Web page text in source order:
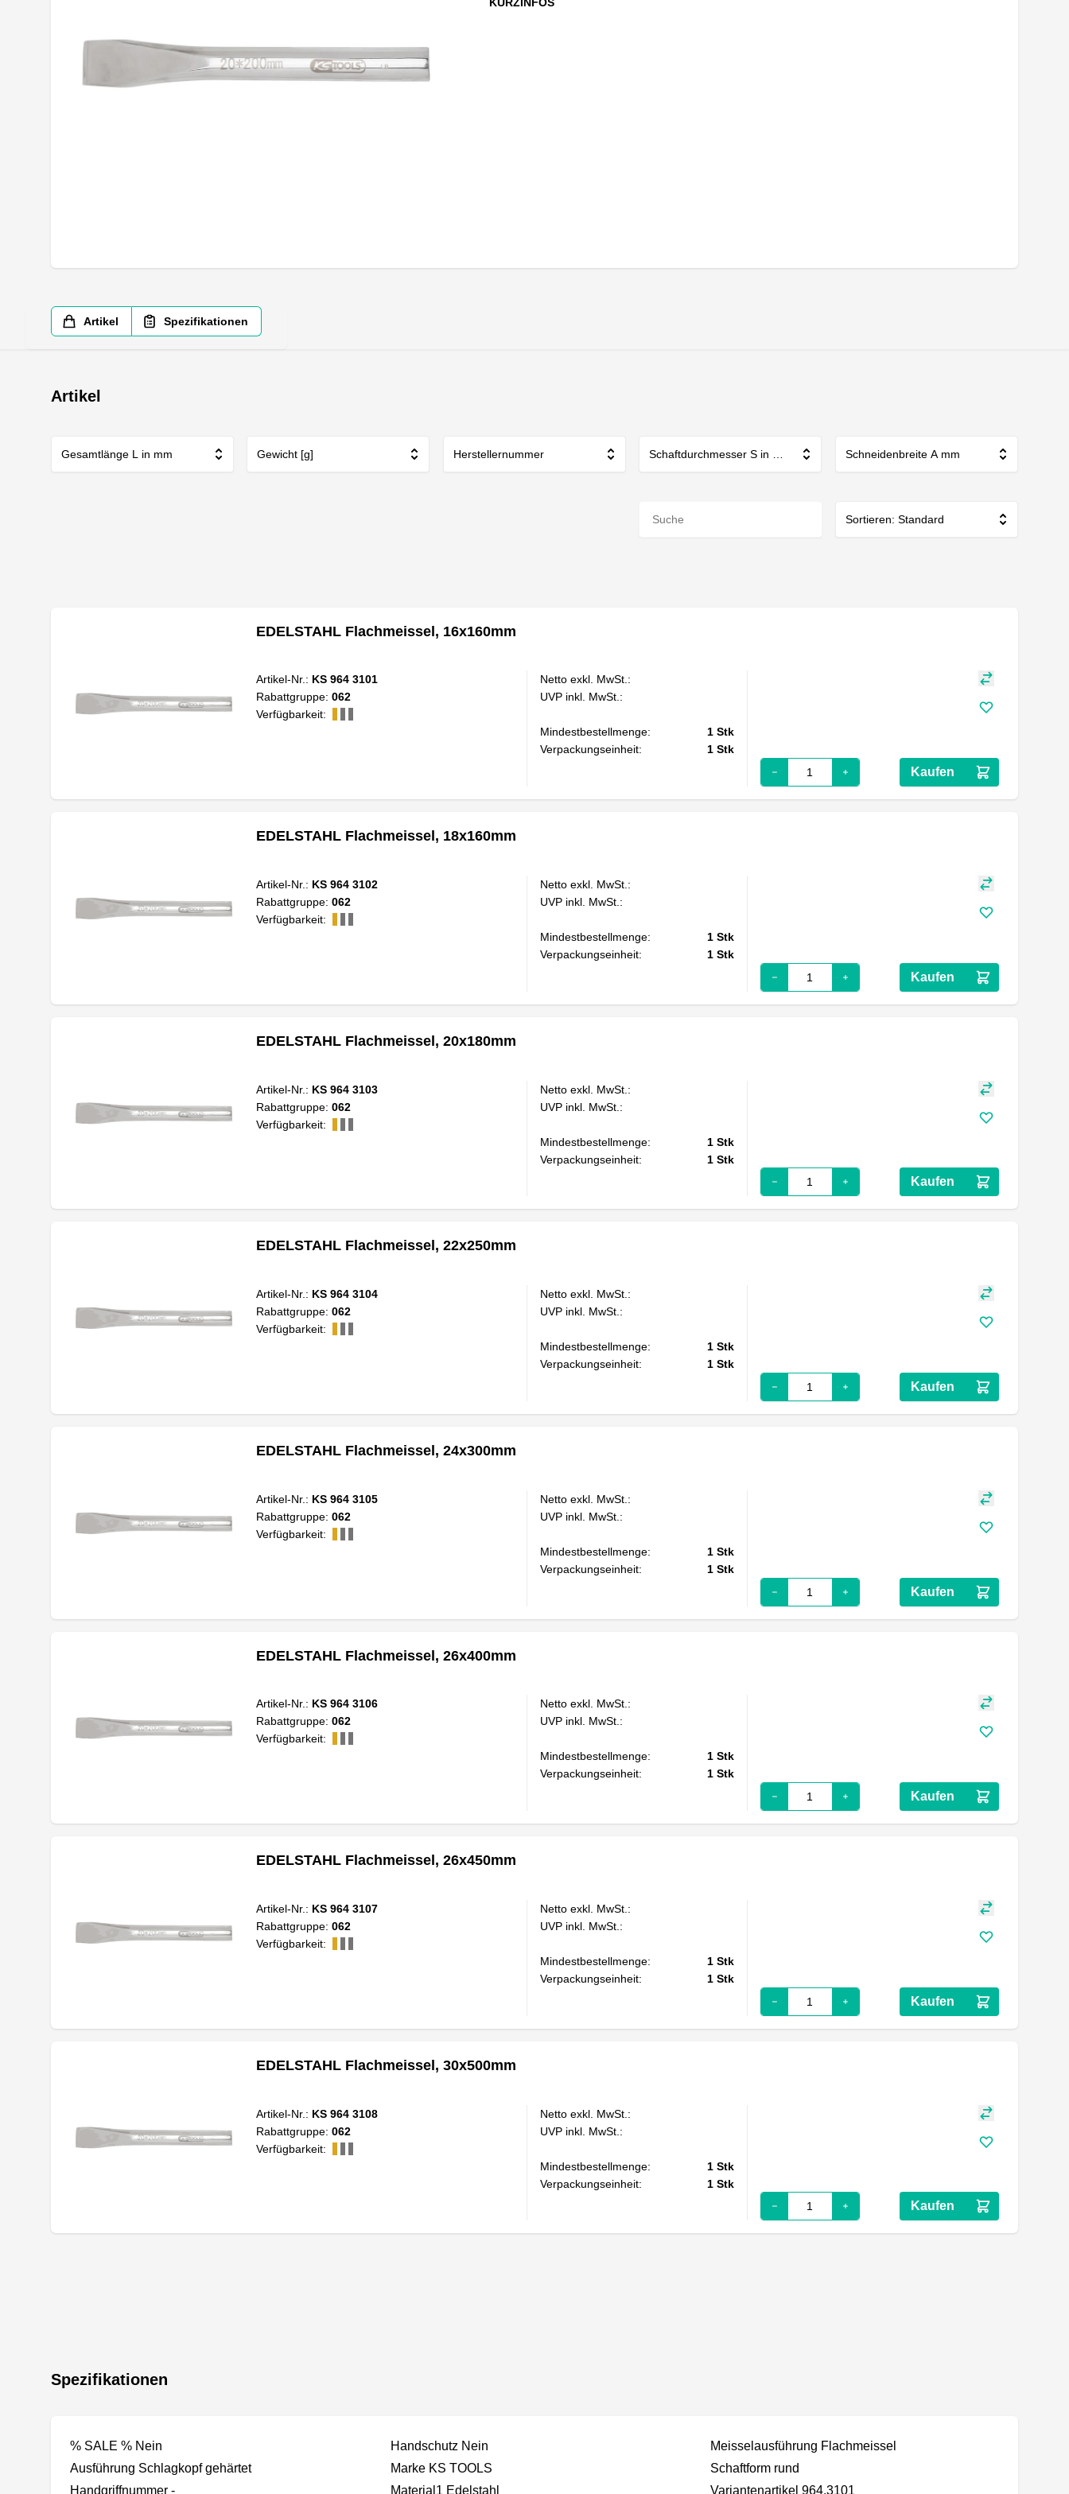
Artikel Spezifikationen
Artikel
Gesamtlänge L in mm Gewicht [g] Herstellernummer Schaftdurchmesser S in mm Schneidenbreite A mm
Sortieren: Standard
EDELSTAHL Flachmeissel, 16x160mm
Artikel-Nr.: KS 964 3101
Rabattgruppe: 062
Verfügbarkeit:
Netto exkl. MwSt.:
UVP inkl. MwSt.:
Mindestbestellmenge: 1 Stk
Verpackungseinheit:
1 Stk
Kaufen
EDELSTAHL Flachmeissel, 18x160mm
Artikel-Nr.: KS 964 3102
Rabattgruppe: 062
Verfügbarkeit:
Netto exkl. MwSt.:
UVP inkl. MwSt.:
Mindestbestellmenge: 1 Stk
Verpackungseinheit:
1 Stk
Kaufen
EDELSTAHL Flachmeissel, 20x180mm
Artikel-Nr.: KS 964 3103
Rabattgruppe: 062
Verfügbarkeit:
Netto exkl. MwSt.:
UVP inkl. MwSt.:
Mindestbestellmenge: 1 Stk
Verpackungseinheit:
1 Stk
Kaufen
EDELSTAHL Flachmeissel, 22x250mm
Artikel-Nr.: KS 964 3104
Rabattgruppe: 062
Verfügbarkeit:
Netto exkl. MwSt.:
UVP inkl. MwSt.:
Mindestbestellmenge: 1 Stk
Verpackungseinheit:
1 Stk
Kaufen
EDELSTAHL Flachmeissel, 24x300mm
Artikel-Nr.: KS 964 3105
Rabattgruppe: 062
Verfügbarkeit:
Netto exkl. MwSt.:
UVP inkl. MwSt.:
Mindestbestellmenge: 1 Stk
Verpackungseinheit:
1 Stk
Kaufen
EDELSTAHL Flachmeissel, 26x400mm
Artikel-Nr.: KS 964 3106
Rabattgruppe: 062
Verfügbarkeit:
Netto exkl. MwSt.:
UVP inkl. MwSt.:
Mindestbestellmenge: 1 Stk
Verpackungseinheit:
1 Stk
Kaufen
EDELSTAHL Flachmeissel, 26x450mm
Artikel-Nr.: KS 964 3107
Rabattgruppe: 062
Verfügbarkeit:
Netto exkl. MwSt.:
UVP inkl. MwSt.:
Mindestbestellmenge: 1 Stk
Verpackungseinheit:
1 Stk
Kaufen
EDELSTAHL Flachmeissel, 30x500mm
Artikel-Nr.: KS 964 3108
Rabattgruppe: 062
Verfügbarkeit:
Netto exkl. MwSt.:
UVP inkl. MwSt.:
Mindestbestellmenge: 1 Stk
Verpackungseinheit:
1 Stk
Kaufen
Spezifikationen
% SALE % Nein
Ausführung Schlagkopf gehärtet
Handgriffnummer -
Handschutz Nein
Marke KS TOOLS
Material1 Edelstahl
Meisselausführung Flachmeissel
Schaftform rund
Variantenartikel 964.3101